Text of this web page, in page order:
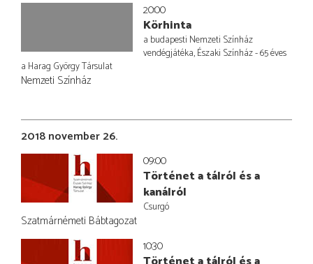
20:00
Körhinta
a budapesti Nemzeti Színház
vendégjátéka, Északi Színház - 65 éves
a Harag György Társulat
Nemzeti Színház
2018 november 26.
09:00
Történet a tálról és a
kanálról
Csurgó
Szatmárnémeti Bábtagozat
10:30